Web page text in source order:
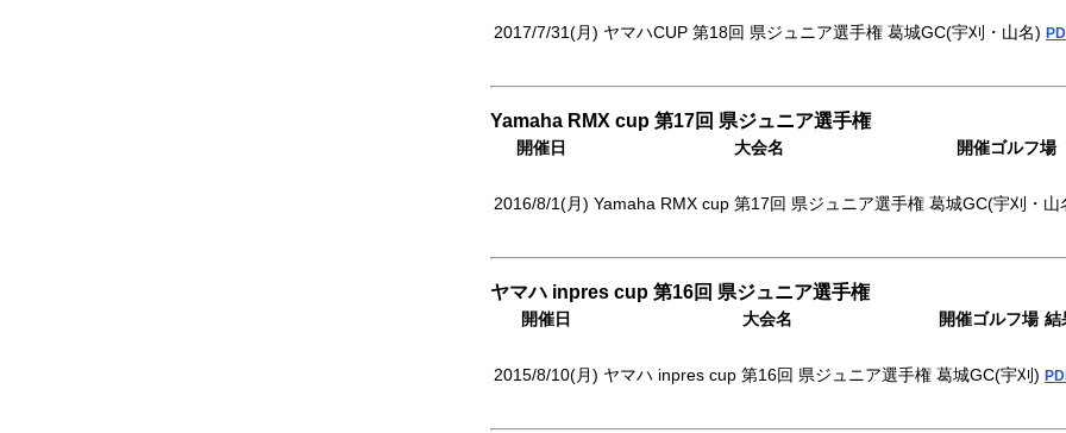
2017/7/31(月) ヤマハCUP 第18回 県ジュニア選手権 葛城GC(宇刈・山名)
Yamaha RMX cup 第17回 県ジュニア選手権
開催日 大会名 開催ゴルフ場
2016/8/1(月) Yamaha RMX cup 第17回 県ジュニア選手権 葛城GC(宇刈・山
ヤマハ inpres cup 第16回 県ジュニア選手権
開催日 大会名 開催ゴルフ場 結
2015/8/10(月) ヤマハ inpres cup 第16回 県ジュニア選手権 葛城GC(宇刈)